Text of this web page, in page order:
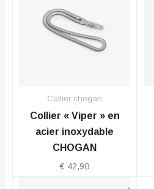
Collier chogan
Collier « Viper » en
acier inoxydable
CHOGAN
€ 42,90